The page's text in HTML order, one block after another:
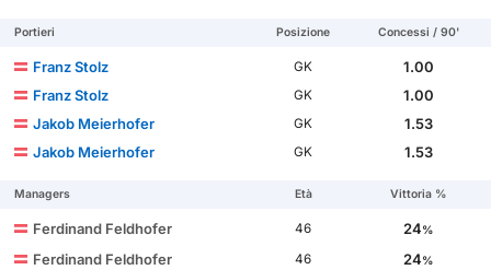
Portieri Posizione Concessi / 90'
Franz Stolz GK
1.00
Franz Stolz
GK
1.00
Jakob Meierhofer
GK
1.53
Jakob Meierhofer
GK 1.53
Managers Età Vittoria %
Ferdinand Feldhofer 46 24%
Ferdinand Feldhofer 46 24%